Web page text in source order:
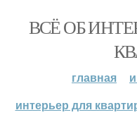
ВСЁ ОБ
главная
интерьер для